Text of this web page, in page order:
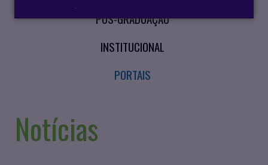
.
PÓS-GRADUAÇÃO
INSTITUCIONAL
PORTAIS
Notícias